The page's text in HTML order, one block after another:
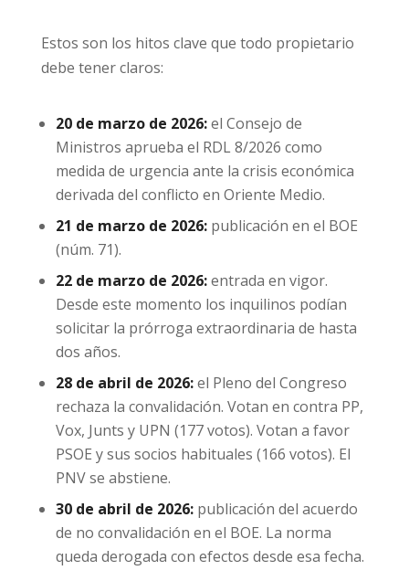
Estos son los hitos clave que todo propietario
debe tener claros:
20 de marzo de 2026:el Consejo de
Ministros aprueba el RDL 8/2026 como
medida de urgencia ante la crisis económica
derivada del conflicto en Oriente Medio.
21 de marzo de 2026:publicación en el BOE
(núm. 71).
22 de marzo de 2026:entrada en vigor.
Desde este momento los inquilinos podían
solicitar la prórroga extraordinaria de hasta
dos años.
28 de abril de 2026:el Pleno del Congreso
rechaza la convalidación. Votan en contra PP,
Vox, Junts y UPN (177 votos). Votan a favor
PSOE y sus socios habituales (166 votos). El
PNV se abstiene.
30 de abril de 2026:publicación del acuerdo
de no convalidación en el BOE. La norma
queda derogada con efectos desde esa fecha.